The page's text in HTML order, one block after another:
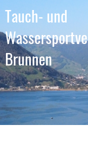
Tauch- und
Brunnen